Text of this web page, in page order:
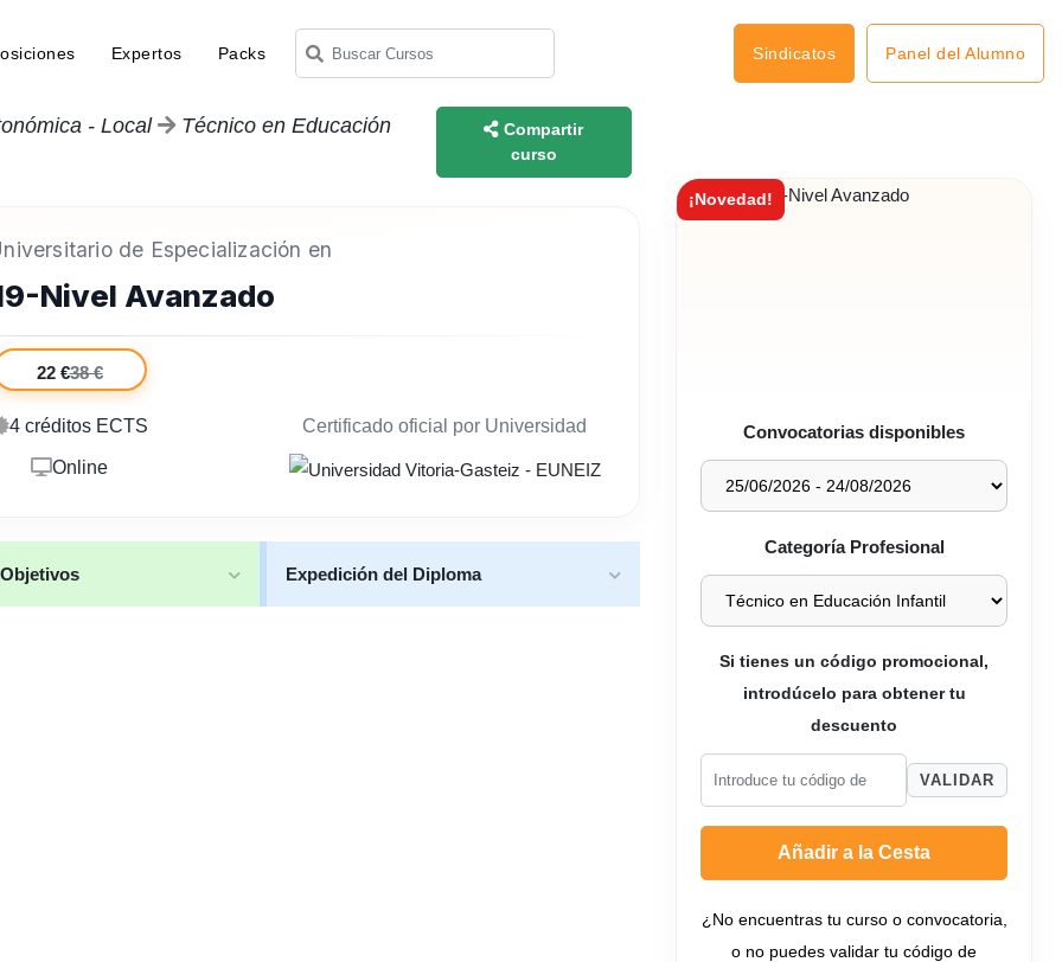
Expertos Packs Sindicatos Panel del Alumno
- Local
Técnico en Educación
Compartir
curso
de Especialización en
Nivel Avanzado
22 €38 €
4 créditos ECTS
Online
Certificado oficial por Universidad
Objetivos Expedición del Diploma
¡Novedad!
Convocatorias disponibles
Categoría Profesional
Si tienes un código promocional,
introdúcelo para obtener tu
descuento
VALIDAR
Añadir a la Cesta
¿No encuentras tu curso o convocatoria,
o no puedes validar tu código de